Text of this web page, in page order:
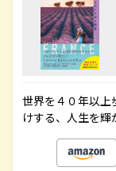
世界を４０年以上
けする、人生を